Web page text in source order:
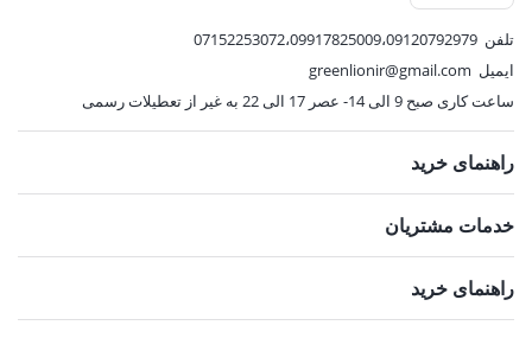
تلفن 07152253072،09917825009،09120792979
ایمیل greenlionir@gmail.com
ساعت کاری صبح 9 الی 14- عصر 17 الی 22 به غیر از تعطیلات رسمی
راهنمای خرید
خدمات مشتریان
راهنمای خرید